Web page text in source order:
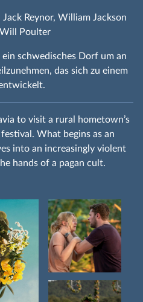
Reynor, William Jackson
Poulter
schwedisches Dorf um an
das sich zu einem
to visit a rural hometown’s
What begins as an
into an increasingly violent
hands of a pagan cult.